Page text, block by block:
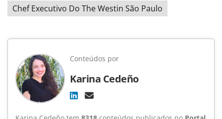
Chef Executivo Do The Westin São Paulo
Conteúdos por
Karina Cedeño